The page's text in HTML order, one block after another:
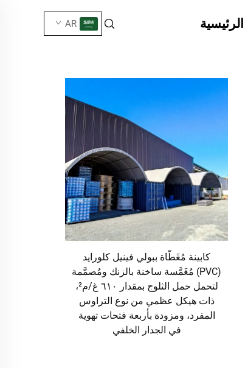
AR
كابينة مُغَطَّاة ببولي فينيل كلورايد
(PVC) مُغَمَّسة ساخنة بالزنك ومُصمَّمة
لتحمل حمل الثلوج بمقدار ٦١٠ غ/م²،
ذات هيكل عظمي من نوع التراوس
المفرد، ومزودة بأربعة فتحات تهوية
في الجدار الخلفي